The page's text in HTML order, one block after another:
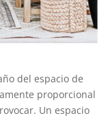
del espacio de
proporcional
Un espacio